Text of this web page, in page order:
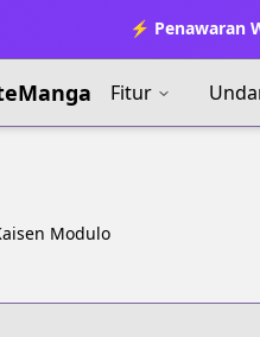
⚡ Penawaran
Fitur
Modulo